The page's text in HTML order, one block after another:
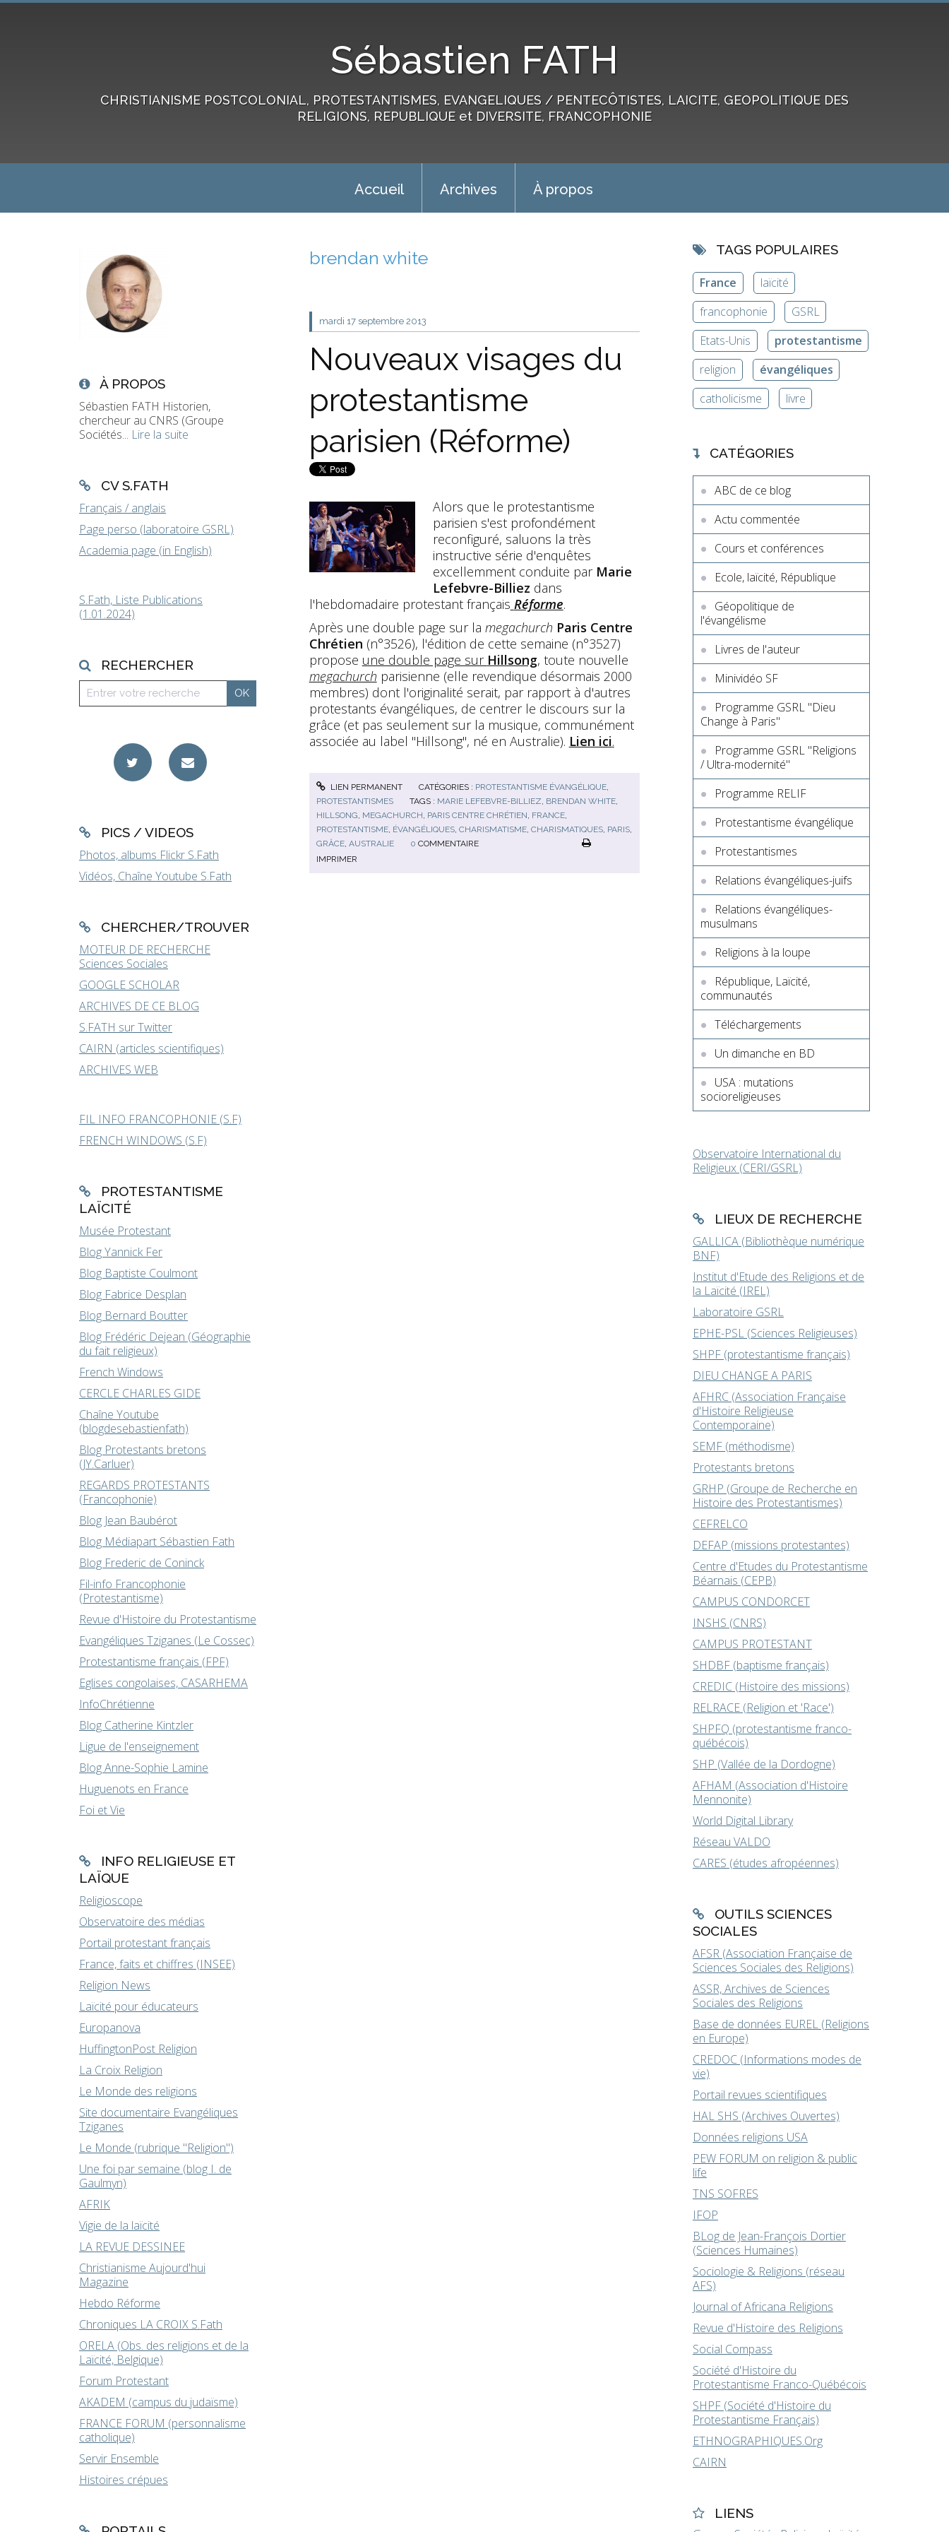
Sébastien FATH
CHRISTIANISME POSTCOLONIAL, PROTESTANTISMES, EVANGELIQUES / PENTECÔTISTES, LAICITE, GEOPOLITIQUE DES
RELIGIONS, REPUBLIQUE et DIVERSITE, FRANCOPHONIE
Accueil Archives À propos
À PROPOS
Sébastien FATH Historien,
chercheur au CNRS (Groupe
Sociétés... Lire la suite
CV S.FATH
Français / anglais
Page perso (laboratoire GSRL)
Academia page (in English)
S.Fath, Liste Publications
(1.01.2024)
RECHERCHER
PICS / VIDEOS
Photos, albums Flickr S.Fath
Vidéos, Chaîne Youtube S.Fath
CHERCHER/TROUVER
MOTEUR DE RECHERCHE
Sciences Sociales
GOOGLE SCHOLAR
ARCHIVES DE CE BLOG
S.FATH sur Twitter
CAIRN (articles scientifiques)
ARCHIVES WEB
FIL INFO FRANCOPHONIE (S.F)
FRENCH WINDOWS (S.F)
PROTESTANTISME
LAÏCITÉ
Musée Protestant
Blog Yannick Fer
Blog Baptiste Coulmont
Blog Fabrice Desplan
Blog Bernard Boutter
Blog Frédéric Dejean (Géographie
du fait religieux)
French Windows
CERCLE CHARLES GIDE
Chaîne Youtube
(blogdesebastienfath)
Blog Protestants bretons
(JY.Carluer)
REGARDS PROTESTANTS
(Francophonie)
Blog Jean Baubérot
Blog Médiapart Sébastien Fath
Blog Frederic de Coninck
Fil-info Francophonie
(Protestantisme)
Revue d'Histoire du Protestantisme
Evangéliques Tziganes (Le Cossec)
Protestantisme français (FPF)
Eglises congolaises, CASARHEMA
InfoChrétienne
Blog Catherine Kintzler
Ligue de l'enseignement
Blog Anne-Sophie Lamine
Huguenots en France
Foi et Vie
INFO RELIGIEUSE ET
LAÏQUE
Religioscope
Observatoire des médias
Portail protestant français
France, faits et chiffres (INSEE)
Religion News
Laïcité pour éducateurs
Europanova
HuffingtonPost Religion
La Croix Religion
Le Monde des religions
Site documentaire Evangéliques
Tziganes
Le Monde (rubrique "Religion")
Une foi par semaine (blog I. de
Gaulmyn)
AFRIK
Vigie de la laïcité
LA REVUE DESSINEE
Christianisme Aujourd'hui
Magazine
Hebdo Réforme
Chroniques LA CROIX S.Fath
ORELA (Obs. des religions et de la
Laïcité, Belgique)
Forum Protestant
AKADEM (campus du judaïsme)
FRANCE FORUM (personnalisme
catholique)
Servir Ensemble
Histoires crépues
brendan white
mardi 17 septembre 2013
Nouveaux visages du
protestantisme
parisien (Réforme)
Alors que le protestantisme
parisien s'est profondément
reconfiguré, saluons la très
instructive série d'enquêtes
excellemment conduite par Marie
Lefebvre-Billiez dans
l'hebdomadaire protestant français Réforme.
Après une double page sur la megachurch Paris Centre
Chrétien (n°3526), l'édition de cette semaine (n°3527)
propose une double page sur Hillsong, toute nouvelle
megachurch parisienne (elle revendique désormais 2000
membres) dont l'originalité serait, par rapport à d'autres
protestants évangéliques, de centrer le discours sur la
grâce (et pas seulement sur la musique, communément
associée au label "Hillsong", né en Australie). Lien ici.
LIEN PERMANENT CATÉGORIES : PROTESTANTISME ÉVANGÉLIQUE
PROTESTANTISMES
TAGS : MARIE LEFEBVRE-BILLIEZ BRENDAN WHITE,
HILLSONG MEGACHURCH PARIS CENTRE CHRÉTIEN FRANCE,
PROTESTANTISME, ÉVANGÉLIQUES, CHARISMATISME, CHARISMATIQUES, PARIS,
GRÂCE, AUSTRALIE 0 COMMENTAIRE
IMPRIMER
TAGS POPULAIRES
France
laïcité
francophonie
GSRL
Etats-Unis
protestantisme
religion
évangéliques
catholicisme
livre
CATÉGORIES
ABC de ce blog
Actu commentée
Cours et conférences
Ecole, laïcité, République
Géopolitique de
l'évangélisme
Livres de l'auteur
Minividéo SF
Programme GSRL "Dieu
Change à Paris"
Programme GSRL "Religions
/ Ultra-modernité"
Programme RELIF
Protestantisme évangélique
Protestantismes
Relations évangéliques-juifs
Relations évangéliques-
musulmans
Religions à la loupe
République, Laïcité,
communautés
Téléchargements
Un dimanche en BD
USA : mutations
socioreligieuses
Observatoire International du
Religieux (CERI/GSRL)
LIEUX DE RECHERCHE
GALLICA (Bibliothèque numérique
BNF)
Institut d'Etude des Religions et de
la Laïcité (IREL)
Laboratoire GSRL
EPHE-PSL (Sciences Religieuses)
SHPF (protestantisme français)
DIEU CHANGE A PARIS
AFHRC (Association Française
d'Histoire Religieuse
Contemporaine)
SEMF (méthodisme)
Protestants bretons
GRHP (Groupe de Recherche en
Histoire des Protestantismes)
CEFRELCO
DEFAP (missions protestantes)
Centre d'Etudes du Protestantisme
Béarnais (CEPB)
CAMPUS CONDORCET
INSHS (CNRS)
CAMPUS PROTESTANT
SHDBF (baptisme français)
CREDIC (Histoire des missions)
RELRACE (Religion et 'Race')
SHPFQ (protestantisme franco-
québécois)
SHP (Vallée de la Dordogne)
AFHAM (Association d'Histoire
Mennonite)
World Digital Library
Réseau VALDO
CARES (études afropéennes)
OUTILS SCIENCES
SOCIALES
AFSR (Association Française de
Sciences Sociales des Religions)
ASSR, Archives de Sciences
Sociales des Religions
Base de données EUREL (Religions
en Europe)
CREDOC (Informations modes de
vie)
Portail revues scientifiques
HAL SHS (Archives Ouvertes)
Données religions USA
PEW FORUM on religion & public
life
TNS SOFRES
IFOP
BLog de Jean-François Dortier
(Sciences Humaines)
Sociologie & Religions (réseau
AFS)
Journal of Africana Religions
Revue d'Histoire des Religions
Social Compass
Société d'Histoire du
Protestantisme Franco-Québécois
SHPF (Société d'Histoire du
Protestantisme Français)
ETHNOGRAPHIQUES.Org
CAIRN
LIENS